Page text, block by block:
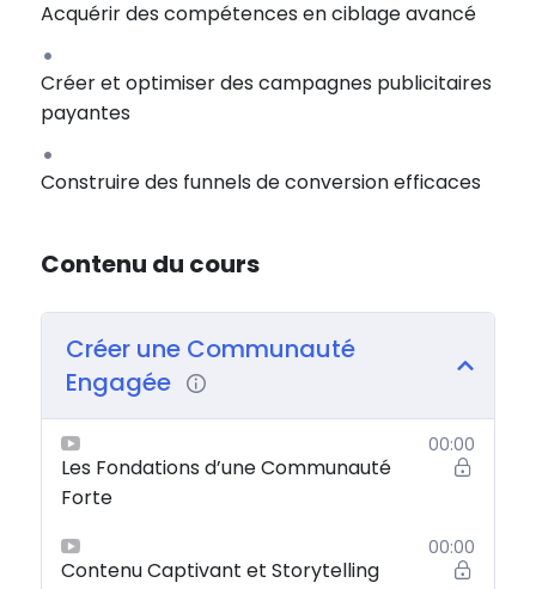
Acquérir des compétences en ciblage avancé
Créer et optimiser des campagnes publicitaires
payantes
Construire des funnels de conversion efficaces
Contenu du cours
Créer une Communauté
Engagée
Les Fondations d’une Communauté
Forte
00:00
Contenu Captivant et Storytelling
00:00